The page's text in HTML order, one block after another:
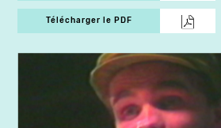
Télécharger le PDF